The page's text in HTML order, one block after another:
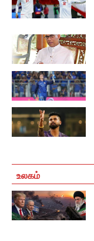
உலகம்